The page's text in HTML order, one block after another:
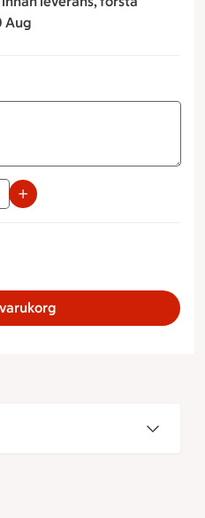
Aug
för att minska eller
159 kronor